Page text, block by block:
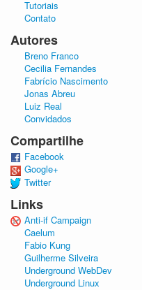
Tutoriais
Contato
Autores
Breno Franco
Cecilia Fernandes
Fabrício Nascimento
Jonas Abreu
Luiz Real
Convidados
Compartilhe
Facebook
Google+
Twitter
Links
Anti-if Campaign
Caelum
Fabio Kung
Guilherme Silveira
Underground WebDev
Underground Linux